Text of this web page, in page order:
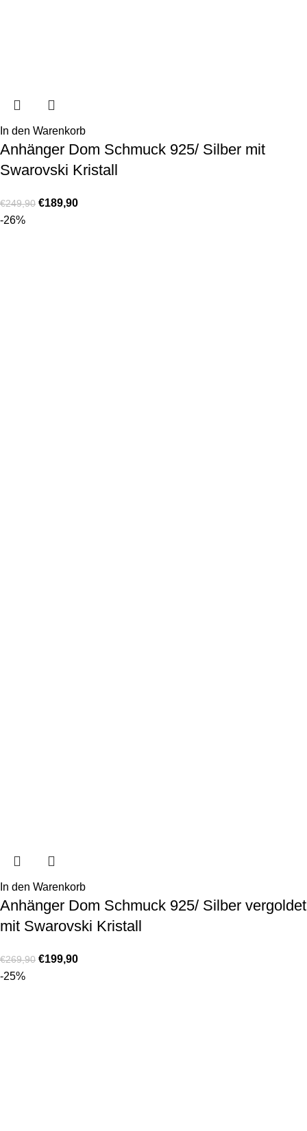
In den Warenkorb
Anhänger Dom Schmuck 925/ Silber mit
Swarovski Kristall
€249,90 €189,90
-26%
In den Warenkorb
Anhänger Dom Schmuck 925/ Silber vergoldet
mit Swarovski Kristall
€269,90 €199,90
-25%